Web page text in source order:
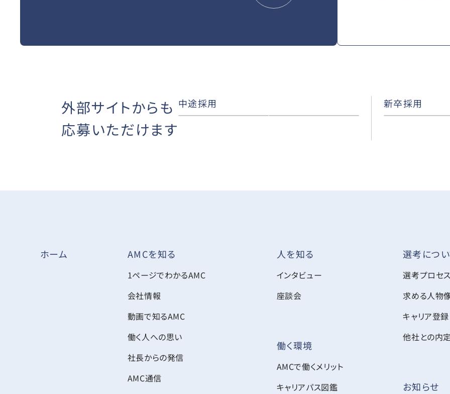
外部サイトからも
応募いただけます
中途採用 新卒採用
ホーム AMCを知る
1ページでわかるAMC
会社情報
動画で知るAMC
働く人への思い
社長からの発信
AMC通信
人を知る
インタビュー
座談会
働く環境
AMCで働くメリット
キャリアパス図鑑
選考につ
選考プロセ
求める人物
キャリア登
他社との内
お知らせ